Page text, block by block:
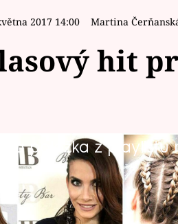
2017 14:00 Martina
hit
položka z playlistu
nad novým účesem na
vaše dlouho pěstěné
copy. My se do tohoto